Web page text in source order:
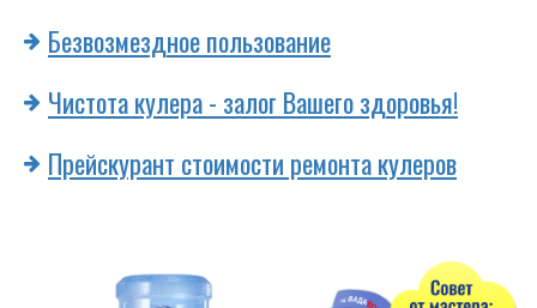
Безвозмездное пользование
Чистота кулера - залог Вашего здоровья!
Прейскурант cтоимости ремонта кулеров